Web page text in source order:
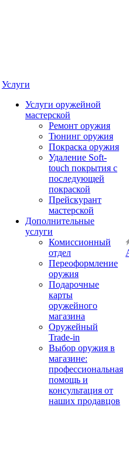
Услуги
Услуги оружейной
мастерской
Ремонт оружия
Тюнинг оружия
Покраска оружия
Удаление Soft-
touch покрытия с
последующей
покраской
Прейскурант
мастерской
Дополнительные
услуги
Комиссионный
отдел
Переоформление
оружия
Подарочные
карты
оружейного
магазина
Оружейный
Trade-in
Выбор оружия в
магазине:
профессиональная
помощь и
консультация от
наших продавцов